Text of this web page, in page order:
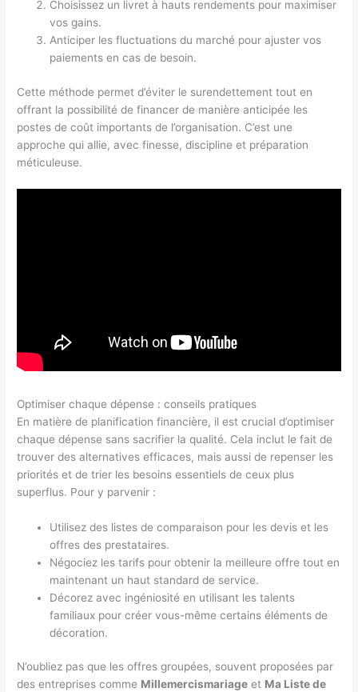
Choisissez un livret à hauts rendements pour maximiser
vos gains.
Anticiper les fluctuations du marché pour ajuster vos
paiements en cas de besoin.
Cette méthode permet d’éviter le surendettement tout en
offrant la possibilité de financer de manière anticipée les
postes de coût importants de l’organisation. C’est une
approche qui allie, avec finesse, discipline et préparation
méticuleuse.
Optimiser chaque dépense : conseils pratiques
En matière de planification financière, il est crucial d’optimiser
chaque dépense sans sacrifier la qualité. Cela inclut le fait de
trouver des alternatives efficaces, mais aussi de repenser les
priorités et de trier les besoins essentiels de ceux plus
superflus. Pour y parvenir :
Utilisez des listes de comparaison pour les devis et les
offres des prestataires.
Négociez les tarifs pour obtenir la meilleure offre tout en
maintenant un haut standard de service.
Décorez avec ingéniosité en utilisant les talents
familiaux pour créer vous-même certains éléments de
décoration.
N’oubliez pas que les offres groupées, souvent proposées par
des entreprises comme Millemercismariage et Ma Liste de